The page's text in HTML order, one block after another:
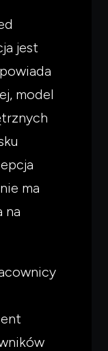
jest
model
ma
na